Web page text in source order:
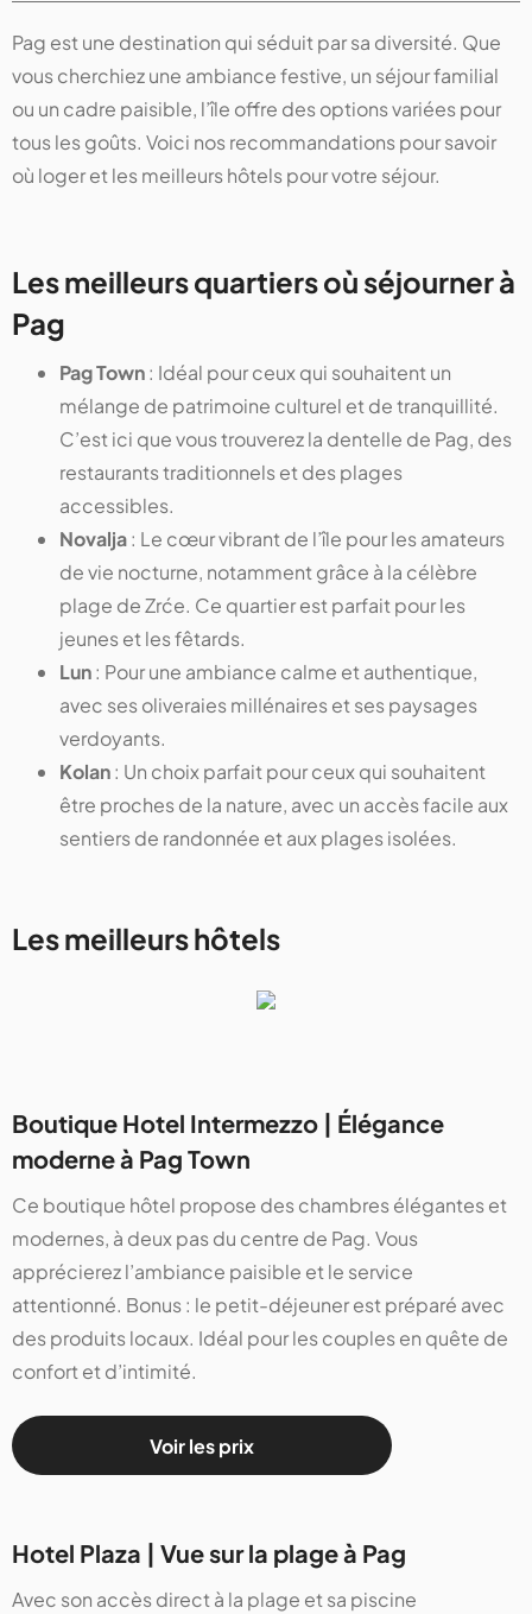
Pag est une destination qui séduit par sa diversité. Que
vous cherchiez une ambiance festive, un séjour familial
ou un cadre paisible, l’île offre des options variées pour
tous les goûts. Voici nos recommandations pour savoir
où loger et les meilleurs hôtels pour votre séjour.
Les meilleurs quartiers où séjourner à
Pag
Pag Town: Idéal pour ceux qui souhaitent un
mélange de patrimoine culturel et de tranquillité.
C’est ici que vous trouverez la dentelle de Pag, des
restaurants traditionnels et des plages
accessibles.
Novalja: Le cœur vibrant de l’île pour les amateurs
de vie nocturne, notamment grâce à la célèbre
plage de Zrće. Ce quartier est parfait pour les
jeunes et les fêtards.
Lun: Pour une ambiance calme et authentique,
avec ses oliveraies millénaires et ses paysages
verdoyants.
Kolan: Un choix parfait pour ceux qui souhaitent
être proches de la nature, avec un accès facile aux
sentiers de randonnée et aux plages isolées.
Les meilleurs hôtels
Boutique Hotel Intermezzo | Élégance
moderne à Pag Town
Ce boutique hôtel propose des chambres élégantes et
modernes, à deux pas du centre de Pag. Vous
apprécierez l’ambiance paisible et le service
attentionné. Bonus : le petit-déjeuner est préparé avec
des produits locaux. Idéal pour les couples en quête de
confort et d’intimité.
Voir les prix
Hotel Plaza | Vue sur la plage à Pag
Avec son accès direct à la plage et sa piscine